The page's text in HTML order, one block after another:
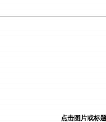
点击图片或标